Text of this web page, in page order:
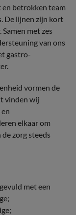
en betrokken team
De lijnen zijn kort
met zes
van ons
gastro-
vormen de
vinden wij
elkaar om
zorg steeds
met een